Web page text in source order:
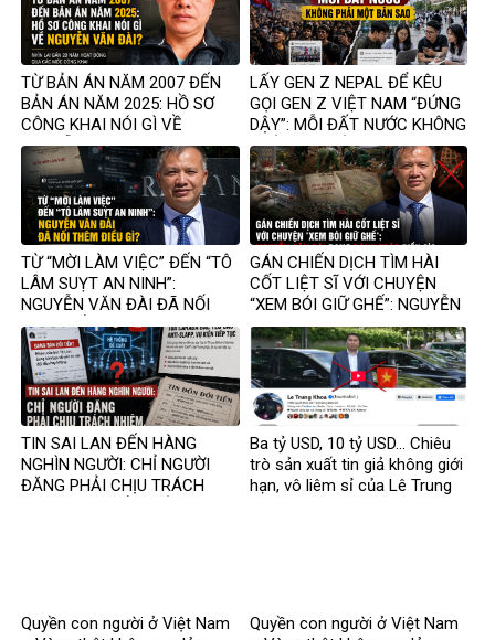
TỪ BẢN ÁN NĂM 2007 ĐẾN
BẢN ÁN NĂM 2025: HỒ SƠ
CÔNG KHAI NÓI GÌ VỀ
NGUYỄN VĂN ĐÀI?
LẤY GEN Z NEPAL ĐỂ KÊU
GỌI GEN Z VIỆT NAM “ĐỨNG
DẬY”: MỖI ĐẤT NƯỚC KHÔNG
PHẢI MỘT BẢN SAO
TỪ “MỜI LÀM VIỆC” ĐẾN “TÔ
LÂM SUỴT AN NINH”:
NGUYỄN VĂN ĐÀI ĐÃ NỐI
THÊM ĐIỀU GÌ?
GÁN CHIẾN DỊCH TÌM HÀI
CỐT LIỆT SĨ VỚI CHUYỆN
“XEM BÓI GIỮ GHẾ”: NGUYỄN
VĂN ĐÀI ĐANG ĐÁNH TRÁO
ĐIỀU GÌ?
TIN SAI LAN ĐẾN HÀNG
NGHÌN NGƯỜI: CHỈ NGƯỜI
ĐĂNG PHẢI CHỊU TRÁCH
Ba tỷ USD, 10 tỷ USD… Chiêu
trò sản xuất tin giả không giới
hạn, vô liêm sỉ của Lê Trung
Quyền con người ở Việt Nam
Quyền con người ở Việt Nam